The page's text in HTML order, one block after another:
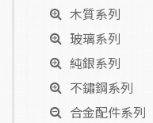
木質系列
玻璃系列
純銀系列
不鏽鋼系列
合金配件系列